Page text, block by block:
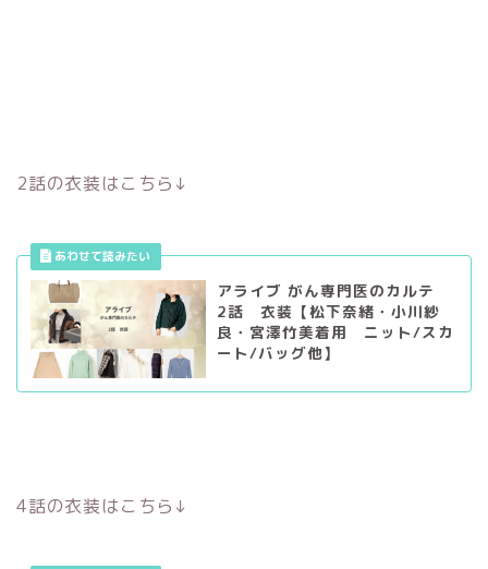
2話の衣装はこちら↓
アライブ がん専門医のカルテ
2話 衣装【松下奈緒・小川紗
良・宮澤竹美着用 ニット/スカ
ート/バッグ他】
4話の衣装はこちら↓